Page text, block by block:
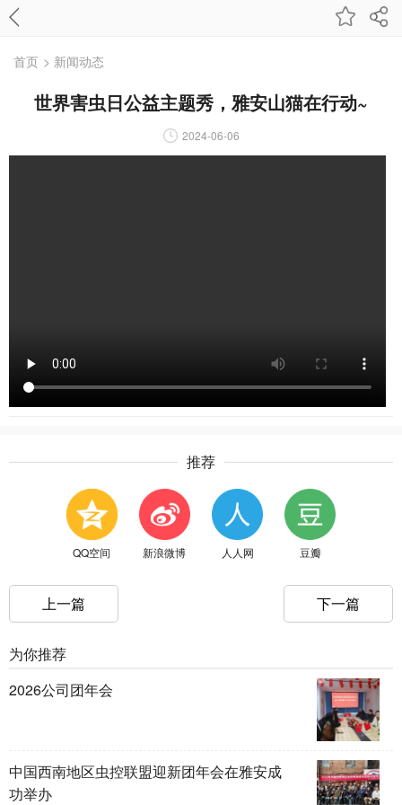
首页 > 新闻动态
世界害虫日公益主题秀，雅安山猫在行动~
2024-06-06
推荐
QQ空间 新浪微博 人人网 豆瓣
上一篇 下一篇
为你推荐
2026公司团年会
中国西南地区虫控联盟迎新团年会在雅安成
功举办